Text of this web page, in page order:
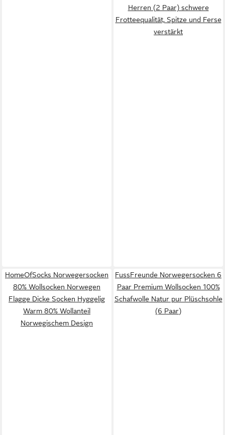
Herren (2 Paar) schwere
Frotteequalität, Spitze und Ferse
verstärkt
HomeOfSocks Norwegersocken
80% Wollsocken Norwegen
Flagge Dicke Socken Hyggelig
Warm 80% Wollanteil
Norwegischem Design
FussFreunde Norwegersocken 6
Paar Premium Wollsocken 100%
Schafwolle Natur pur Plüschsohle
(6 Paar)